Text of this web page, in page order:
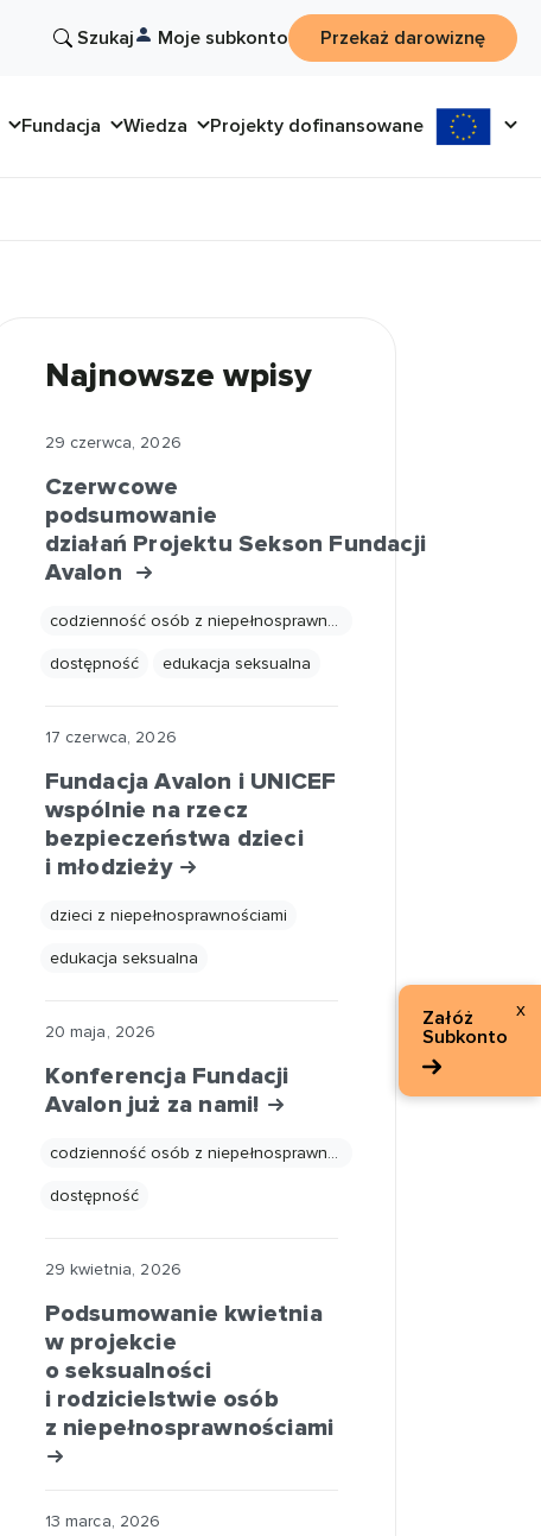
Załóż
Subkonto
x
Szukaj Moje subkonto Przekaż darowiznę
Fundacja Wiedza Projekty dofinansowane
Najnowsze wpisy
29 czerwca, 2026
Czerwcowe
podsumowanie
działań Projektu Sekson Fundacji
Avalon
codzienność osób z niepełnosprawnościami
dostępność edukacja seksualna
17 czerwca, 2026
Fundacja Avalon i UNICEF
wspólnie na rzecz
bezpieczeństwa dzieci
i młodzieży
dzieci z niepełnosprawnościami
edukacja seksualna
20 maja, 2026
Konferencja Fundacji
Avalon już za nami!
codzienność osób z niepełnosprawnościami
dostępność
29 kwietnia, 2026
Podsumowanie kwietnia
w projekcie
o seksualności
i rodzicielstwie osób
z niepełnosprawnościami
13 marca, 2026